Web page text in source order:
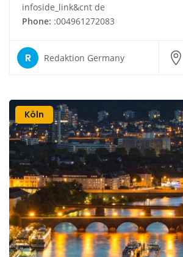
infoside_link&cnt de
Phone: :004961272083
R Redaktion Germany
Köln